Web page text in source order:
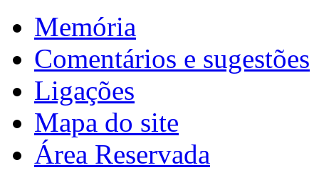
Memória
Comentários e sugestões
Ligações
Mapa do site
Área Reservada